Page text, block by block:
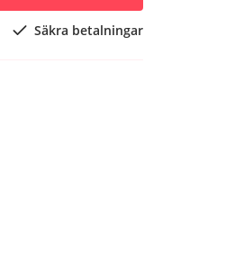
Säkra betalningar